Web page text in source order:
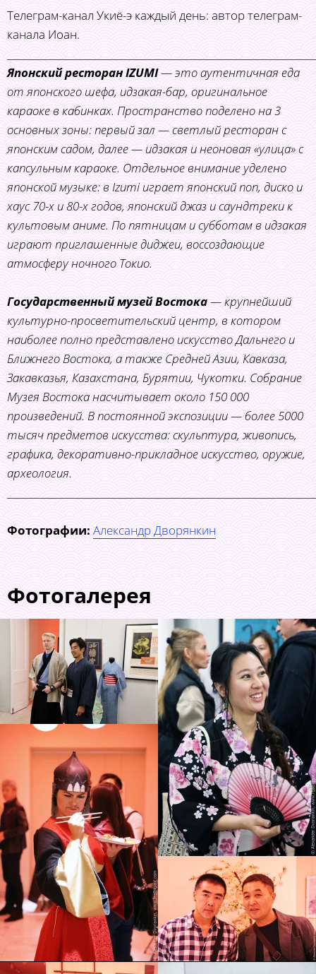
Телеграм-канал Укиё-э каждый день: автор телеграм-
канала Иоан.
Японский ресторан IZUMI— это аутентичная еда
от японского шефа, идзакая-бар, оригинальное
караоке в кабинках. Пространство поделено на 3
основных зоны: первый зал — светлый ресторан с
японским садом, далее — идзакая и неоновая «улица» с
капсульным караоке. Отдельное внимание уделено
японской музыке: в Izumi играет японский поп, диско и
хаус 70-х и 80-х годов, японский джаз и саундтреки к
культовым аниме. По пятницам и субботам в идзакая
играют приглашенные диджеи, воссоздающие
атмосферу ночного Токио.
Государственный музей Востока— крупнейший
культурно-просветительский центр, в котором
наиболее полно представлено искусство Дальнего и
Ближнего Востока, а также Средней Азии, Кавказа,
Закавказья, Казахстана, Бурятии, Чукотки. Собрание
Музея Востока насчитывает около 150 000
произведений. В постоянной экспозиции — более 5000
тысяч предметов искусства: скульптура, живопись,
графика, декоративно-прикладное искусство, оружие,
археология.
Фотографии: Александр Дворянкин
Фотогалерея